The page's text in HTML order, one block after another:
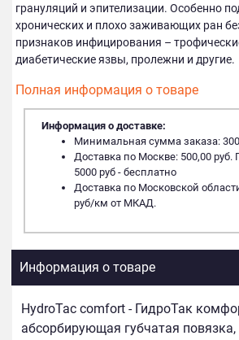
грануляций и эпителизации. Особенно
хронических и плохо заживающих ран
признаков инфицирования –
диабетические язвы, пролежни и другие.
Полная информация о товаре
Информация о доставке:
Минимальная сумма заказа:
Доставка по Москве: 500,00 руб.
5000 руб - бесплатно
Доставка по Московской
руб/км от МКАД.
Информация о товаре
HydroTac comfort - ГидроТак
абсорбирующая губчатая